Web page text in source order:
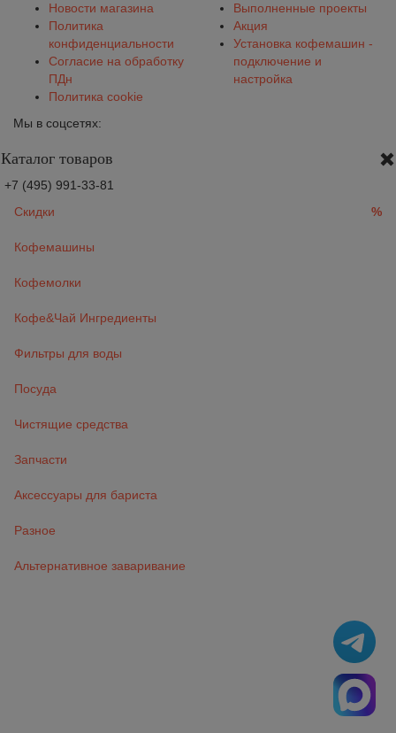
Новости магазина
Политика
конфиденциальности
Согласие на обработку
ПДн
Политика cookie
Выполненные проекты
Акция
Установка кофемашин -
подключение и
настройка
Мы в соцсетях:
Каталог товаров
+7 (495) 991-33-81
Скидки
%
Кофемашины
Кофемолки
Кофе&Чай Ингредиенты
Фильтры для воды
Посуда
Чистящие средства
Запчасти
Аксессуары для бариста
Разное
Альтернативное заваривание